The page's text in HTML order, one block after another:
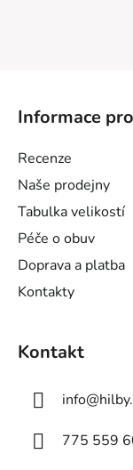
Informace
Recenze
Naše prodejny
Tabulka velikostí
Péče o obuv
Doprava a platba
Kontakty
Kontakt
info@
775 559